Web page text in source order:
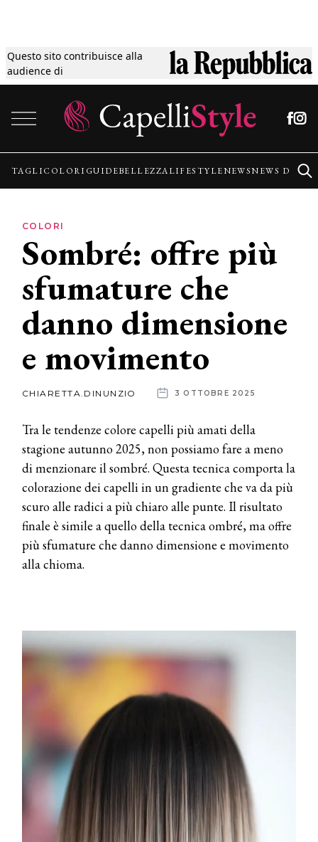
Questo sito contribuisce alla
audience di
Tagli
Colori
Guide
Lifestyle
News
News
TAGLICOLORI GUIDEBELLEZZALIFESTYLENEWSNEWS
COLORI
Sombré: offre più
sfumature che
danno dimensione
e movimento
CHIARETTA.DINUNZIO 3 OTTOBRE 2025
Tra le tendenze colore capelli più amati della
stagione autunno 2025, non possiamo fare a meno
di menzionare il sombré. Questa tecnica comporta la
colorazione dei capelli in un gradiente che va da più
scuro alle radici a più chiaro alle punte. Il risultato
finale è simile a quello della tecnica ombré, ma offre
più sfumature che danno dimensione e movimento
alla chioma.